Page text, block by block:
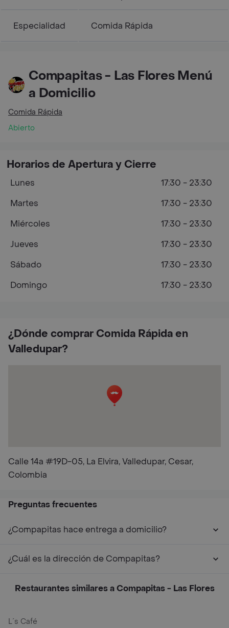
Especialidad Comida Rápida
Compapitas - Las Flores Menú
a Domicilio
Comida Rápida
Abierto
¿Dónde comprar Comida Rápida en
Valledupar?
Calle 14a #19D-05, La Elvira, Valledupar, Cesar,
Colombia
Horarios de Apertura y Cierre
Lunes
17:30 - 23:30
Martes
17:30 - 23:30
Miércoles
17:30 - 23:30
Jueves
17:30 - 23:30
Sábado
17:30 - 23:30
Domingo
17:30 - 23:30
Preguntas frecuentes
¿Compapitas hace entrega a domicilio?
¿Cuál es la dirección de Compapitas?
Restaurantes similares a Compapitas - Las Flores
L´s Café